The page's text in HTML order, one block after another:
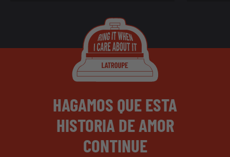
HAGAMOS QUE ESTA
HISTORIA DE AMOR
CONTINUE